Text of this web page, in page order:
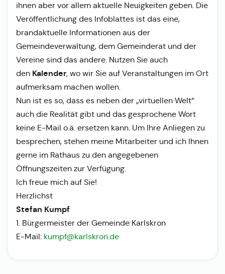
ihnen aber vor allem aktuelle Neuigkeiten geben. Die
Veröffentlichung des Infoblattes ist das eine,
brandaktuelle Informationen aus der
Gemeindeverwaltung, dem Gemeinderat und der
Vereine sind das andere. Nutzen Sie auch
den Kalender, wo wir Sie auf Veranstaltungen im Ort
aufmerksam machen wollen.
Nun ist es so, dass es neben der „virtuellen Welt“
auch die Realität gibt und das gesprochene Wort
keine E-Mail o.ä. ersetzen kann. Um Ihre Anliegen zu
besprechen, stehen meine Mitarbeiter und ich Ihnen
gerne im Rathaus zu den angegebenen
Öffnungszeiten zur Verfügung.
Ich freue mich auf Sie!
Herzlichst
Stefan Kumpf
1. Bürgermeister der Gemeinde Karlskron
E-Mail: kumpf@karlskron.de